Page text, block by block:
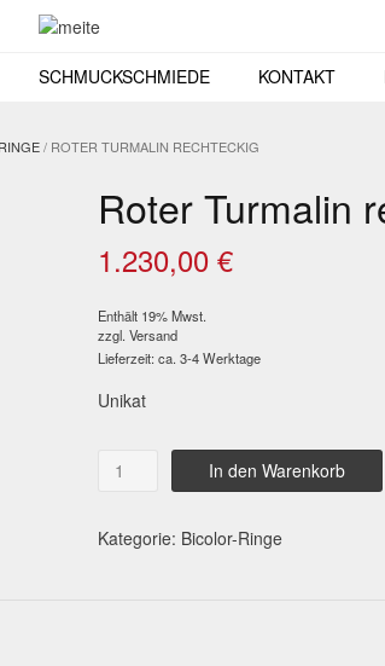
SCHMUCKSCHMIEDE KONTAKT
/ ROTER TURMALIN RECHTECKIG
Roter Turmalin
1.230,00 €
Enthält 19% Mwst.
zzgl. Versand
Lieferzeit: ca. 3-4 Werktage
Unikat
Roter
Turmalin
Menge
In den Warenkorb
Kategorie: Bicolor-Ringe